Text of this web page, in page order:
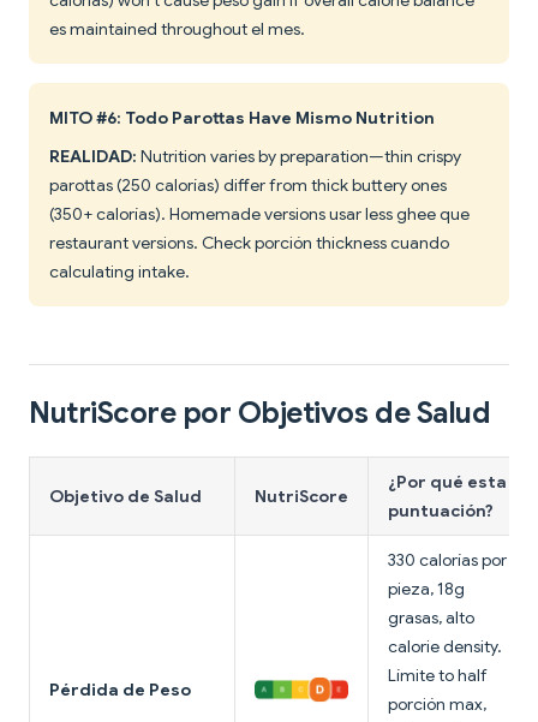
es maintained throughout el mes.
MITO #6: Todo Parottas Have Mismo Nutrition
REALIDAD: Nutrition varies by preparation—thin crispy
parottas (250 calorías) differ from thick buttery ones
(350+ calorías). Homemade versions usar less ghee que
restaurant versions. Check porción thickness cuando
calculating intake.
NutriScore por Objetivos de Salud
Objetivo de Salud NutriScore
¿Por qué esta
puntuación?
Pérdida de Peso
330 calorías por
pieza, 18g
grasas, alto
calorie density.
Límite to half
porción max,